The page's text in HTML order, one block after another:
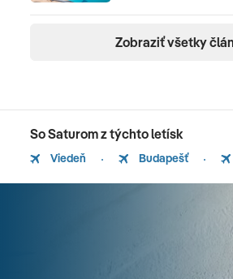
Zobraziť všetky
So Saturom z týchto letísk
Viedeň Budapešť